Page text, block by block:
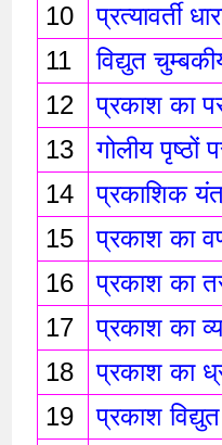
10
प्रत्यावर्ती
11
विद्युत
12
प्रकाश का
13
गोलीय पृष्ठों
14
प्रकाशिक
15
प्रकाश का
16
प्रकाश का
17
प्रकाश का
18
प्रकाश का
19
प्रकाश